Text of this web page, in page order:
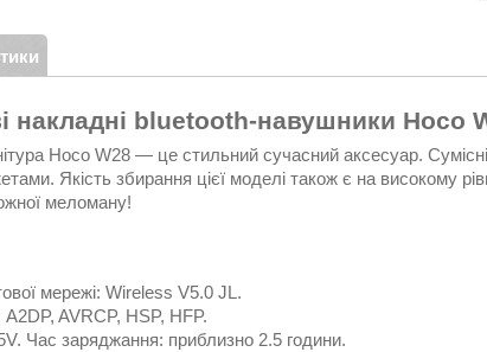
накладні bluetooth-навушники Hoco
Hoco W28 — це стильний сучасний аксесуар.
Якість збирання цієї моделі також є на високому
меломану!
мережі: Wireless V5.0 JL.
A2DP, AVRCP, HSP, HFP.
Час заряджання: приблизно 2.5 години.